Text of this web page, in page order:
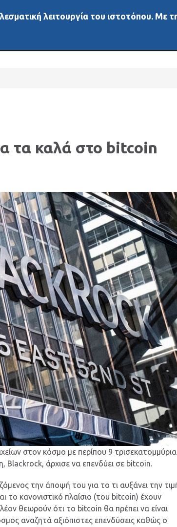
τα καλά στο bitcoin
στον κόσμο με περίπου 9 τρισεκατομμύρια
Blackrock, άρχισε να επενδύει σε bitcoin.
την άποψή του για το τι αυξάνει την
το κανονιστικό πλαίσιο (του bitcoin) έχουν
θεωρούν ότι το bitcoin θα πρέπει να είναι
αναζητά αξιόπιστες επενδύσεις καθώς ο
λειτουργία του ιστοτόπου. Με